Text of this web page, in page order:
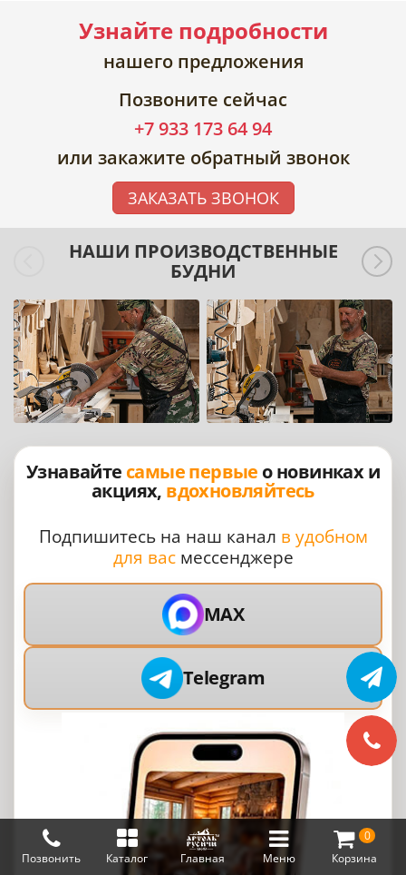
Меню
Позвонить Каталог Главная
0
Корзина
Узнайте подробности
нашего предложения
Позвоните сейчас
+7 933 173 64 94
или закажите обратный звонок
ЗАКАЗАТЬ ЗВОНОК
НАШИ ПРОИЗВОДСТВЕННЫЕ
БУДНИ
Узнавайте самые первые о новинках и
акциях, вдохновляйтесь
Подпишитесь на наш канал в удобном
для васмессенджере
MAX
Telegram